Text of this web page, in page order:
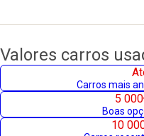
Valores carros
Carros mais
5
Boas
10